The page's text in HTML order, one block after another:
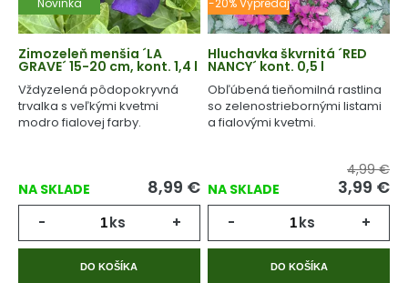
Novinka
Zimozeleň menšia ´LA
GRAVE´ 15-20 cm, kont. 1,4 l
Vždyzelená pôdopokryvná
trvalka s veľkými kvetmi
modro fialovej farby.
NA SKLADE 8,99 €
- ks +
DO KOŠÍKA
-20% Výpredaj
Hluchavka škvrnitá ´RED
NANCY´ kont. 0,5 l
Obľúbená tieňomilná rastlina
so zelenostriebornými listami
a fialovými kvetmi.
NA SKLADE
4,99 €
3,99 €
- ks +
DO KOŠÍKA